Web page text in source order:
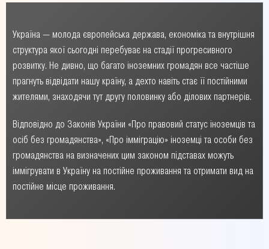
Україна — молода європейська держава, економіка та внутрішня
структура якої сьогодні перебуває на стадії прогресивного
розвитку. Не дивно, що багато іноземних громадян все частіше
прагнуть відвідати нашу країну, а дехто навіть стає її постійними
жителями, знаходячи тут другу половинку або ділових партнерів.
Відповідно до Законів України «Про правовий статус іноземців та
осіб без громадянства», «Про імміграцію» іноземці та особи без
громадянства на визначених цим законом підставах можуть
іммігрувати в Україну на постійне проживання та отримати вид на
постійне місце проживання.